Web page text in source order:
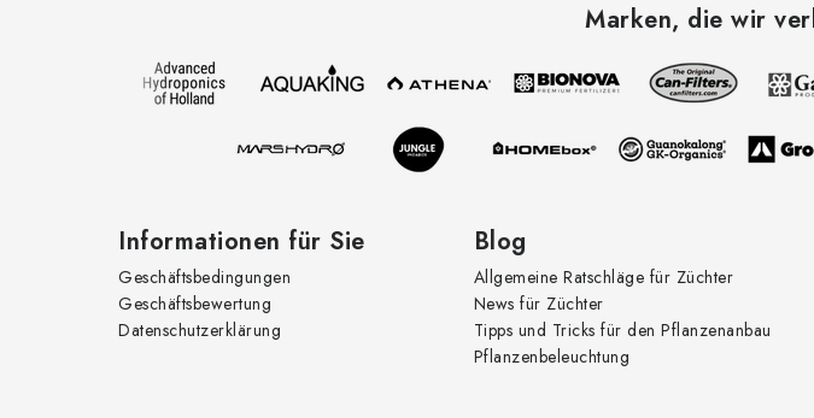
Marken, die wir
Informationen für Sie
Geschäftsbedingungen
Geschäftsbewertung
Datenschutzerklärung
Blog
Allgemeine Ratschläge für Züchter
News für Züchter
Tipps und Tricks für den Pflanzenanbau
Pflanzenbeleuchtung